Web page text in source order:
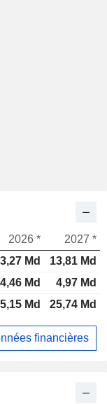
2026 *
2027 *
Md
13,81 Md
4,46 Md
4,97 Md
Md 25,74 Md
financières